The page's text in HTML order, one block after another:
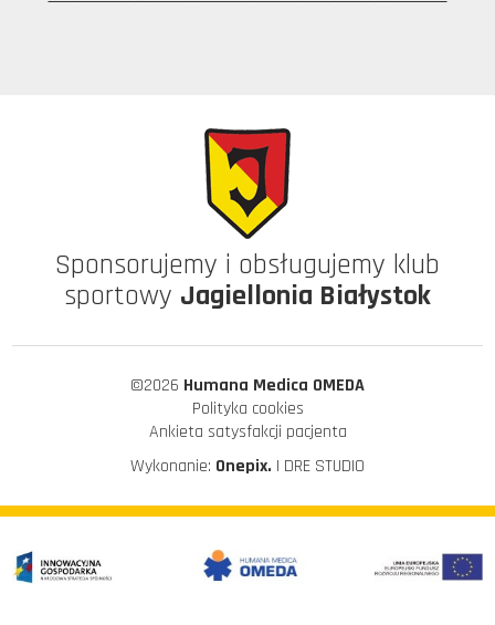
Sponsorujemy i obsługujemy klub
sportowy Jagiellonia Białystok
©2026 Humana Medica OMEDA
Polityka cookies
Ankieta satysfakcji pacjenta
Wykonanie: Onepix. | DRE STUDIO